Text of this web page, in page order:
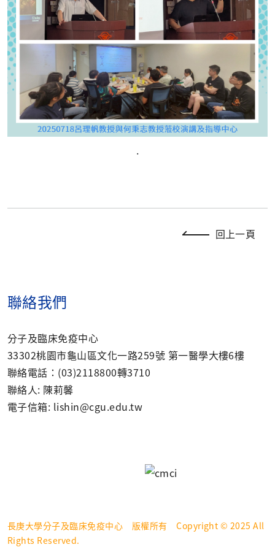
.
回上一頁
聯絡我們
分子及臨床免疫中心
33302桃園市龜山區文化一路259號 第一醫學大樓6樓
聯絡電話：(03)2118800轉3710
聯絡人: 陳莉馨
電子信箱: lishin@cgu.edu.tw
長庚大學分子及臨床免疫中心 版權所有 Copyright © 2025 All
Rights Reserved.